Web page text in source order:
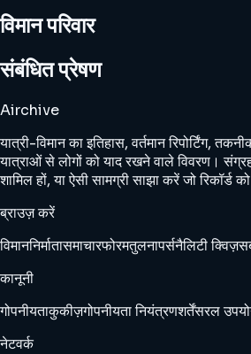
विमान परिवार
संबंधित प्रेषण
Airchive
यात्री-विमान का इतिहास, वर्तमान रिपोर्टिंग,
यात्राओं से लोगों को याद रखने वाले विवरण।
शामिल हों, या ऐसी सामग्री साझा करें जो रिकॉर्ड
ब्राउज़ करें
विमाननिर्मातासमाचारफोरमतुलनापर्सनैलिटी क्विज़
कानूनी
गोपनीयताकुकीज़गोपनीयता नियंत्रणशर्तेंसरल
नेटवर्क